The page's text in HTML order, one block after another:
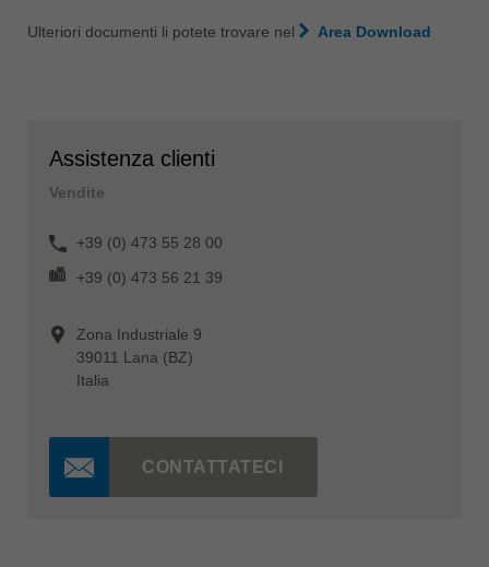
Ulteriori documenti li potete trovare nel Area Download
Assistenza clienti
Vendite
+39 (0) 473 55 28 00
+39 (0) 473 56 21 39
Zona Industriale 9
39011 Lana (BZ)
Italia
CONTATTATECI